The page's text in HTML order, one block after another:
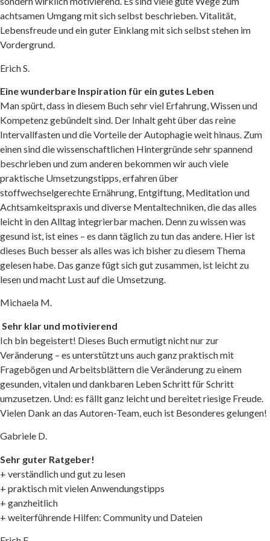
Michaela M.
Sehr klar und motivierend
Arbeitsblättern die Veränderung zu einem gesunden,
dankbaren Leben Schritt für Schritt umzusetzen. Und:
leicht und bereitet riesige Freude.
Vielen Dank an das Autoren-Team, euch ist Besonderes
Sehr guter Ratgeber!
+ verständlich und gut zu lesen
+ praktisch mit vielen Anwendungstipps
+ ganzheitlich
+ weiterführende Hilfen: Community und Dateien
Erich F.
Wieder großartig!
Seit 1 Jahr lebe ich nun nach den Empfehlungen des
Jungbrunneneffekt” und mein Leben/Gesundheit
noch weiter motiviert: umfassendes Wissen zu den 3
bekannten Säulen des Jungbrunneneffekts:
Mentaltechniken werden ergänzt mit tollen Strategien
Empfehlungen zu mehr Bewegung und Sport und mit
Wissen zur stoffwechseltypgerechten Ernährung. Und
jede Menge Bonusmaterial …. so gelingt
spielend leicht – und das neue Lebensgefühl ist einfach
unbeschreiblich.
Gabriele D.
Ein Allroundtalent
Wunderbare Ergänzung zum ersten Teil. Vertiefende
Themen, perfekt um wieder in Schwung zu kommen
lesen und macht Lust auf die Umsetzung.
Michaela M.
es unterstützt uns auch ganz praktisch mit Fragebögen
Arbeitsblättern die Veränderung zu einem gesunden,
dankbaren Leben Schritt für Schritt umzusetzen. Und:
leicht und bereitet riesige Freude.
Vielen Dank an das Autoren-Team, euch ist Besonderes
Sehr guter Ratgeber!
+ verständlich und gut zu lesen
+ praktisch mit vielen Anwendungstipps
+ ganzheitlich
+ weiterführende Hilfen: Community und Dateien
Erich F.
achtsamen Umgang mit sich selbst beschrieben. Vitalität,
Lebensfreude und ein guter Einklang mit sich selbst stehen im
Vordergrund.
Erich S.
Eine wunderbare Inspiration für ein gutes Leben
Man spürt, dass in diesem Buch sehr viel Erfahrung, Wissen und
Kompetenz gebündelt sind. Der Inhalt geht über das reine
Intervallfasten und die Vorteile der Autophagie weit hinaus. Zum
einen sind die wissenschaftlichen Hintergründe sehr spannend
beschrieben und zum anderen bekommen wir auch viele
praktische Umsetzungstipps, erfahren über
stoffwechselgerechte Ernährung, Entgiftung, Meditation und
Achtsamkeitspraxis und diverse Mentaltechniken, die das alles
leicht in den Alltag integrierbar machen. Denn zu wissen was
gesund ist, ist eines – es dann täglich zu tun das andere. Hier ist
dieses Buch besser als alles was ich bisher zu diesem Thema
gelesen habe. Das ganze fügt sich gut zusammen, ist leicht zu
lesen und macht Lust auf die Umsetzung.
Michaela M.
Sehr klar und motivierend
Ich bin begeistert! Dieses Buch ermutigt nicht nur zur
Veränderung – es unterstützt uns auch ganz praktisch mit
Fragebögen und Arbeitsblättern die Veränderung zu einem
gesunden, vitalen und dankbaren Leben Schritt für Schritt
umzusetzen. Und: es fällt ganz leicht und bereitet riesige Freude.
Vielen Dank an das Autoren-Team, euch ist Besonderes gelungen!
Gabriele D.
Sehr guter Ratgeber!
+ verständlich und gut zu lesen
+ praktisch mit vielen Anwendungstipps
+ ganzheitlich
+ weiterführende Hilfen: Community und Dateien